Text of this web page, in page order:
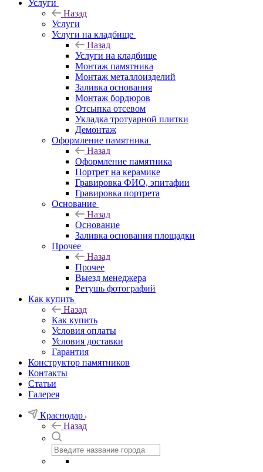
Услуги
Назад
Услуги
Услуги на кладбище
Назад
Услуги на кладбище
Монтаж памятника
Монтаж металлоизделий
Заливка основания
Монтаж бордюров
Отсыпка отсевом
Укладка тротуарной плитки
Демонтаж
Оформление памятника
Назад
Оформление памятника
Портрет на керамике
Гравировка ФИО, эпитафии
Гравировка портрета
Основание
Назад
Основание
Заливка основания площадки
Прочее
Назад
Прочее
Выезд менеджера
Ретушь фотографий
Как купить
Назад
Как купить
Условия оплаты
Условия доставки
Гарантия
Конструктор памятников
Контакты
Статьи
Галерея
Краснодар
Назад